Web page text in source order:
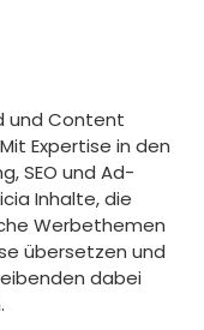
und Content
Expertise in den
SEO und Ad-
Inhalte, die
Werbethemen
übersetzen und
dabei